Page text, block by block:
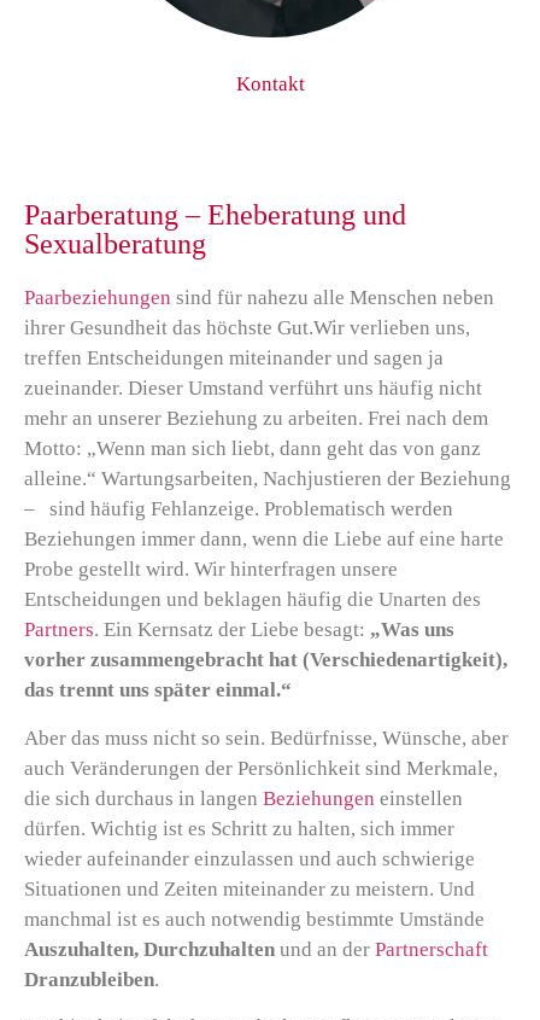
Kontakt
Paarberatung – Eheberatung und
Sexualberatung
Paarbeziehungen sind für nahezu alle Menschen neben
ihrer Gesundheit das höchste Gut.Wir verlieben uns,
treffen Entscheidungen miteinander und sagen ja
zueinander. Dieser Umstand verführt uns häufig nicht
mehr an unserer Beziehung zu arbeiten. Frei nach dem
Motto: „Wenn man sich liebt, dann geht das von ganz
alleine.“ Wartungsarbeiten, Nachjustieren der Beziehung
– sind häufig Fehlanzeige. Problematisch werden
Beziehungen immer dann, wenn die Liebe auf eine harte
Probe gestellt wird. Wir hinterfragen unsere
Entscheidungen und beklagen häufig die Unarten des
Partners. Ein Kernsatz der Liebe besagt: „Was uns
vorher zusammengebracht hat (Verschiedenartigkeit),
das trennt uns später einmal.“
Aber das muss nicht so sein. Bedürfnisse, Wünsche, aber
auch Veränderungen der Persönlichkeit sind Merkmale,
die sich durchaus in langen Beziehungen einstellen
dürfen. Wichtig ist es Schritt zu halten, sich immer
wieder aufeinander einzulassen und auch schwierige
Situationen und Zeiten miteinander zu meistern. Und
manchmal ist es auch notwendig bestimmte Umstände
Auszuhalten, Durchzuhalten und an der Partnerschaft
Dranzubleiben.